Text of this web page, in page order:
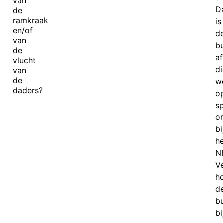
de
ramkraak
en/of
van
de
vlucht
van
de
daders?
is